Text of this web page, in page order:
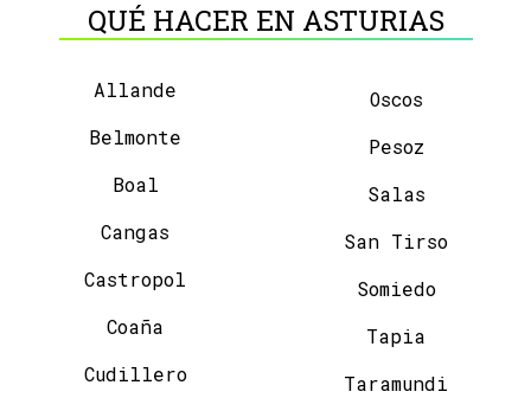
QUÉ HACER EN ASTURIAS
Allande
Belmonte
Boal
Cangas
Castropol
Coaña
Cudillero
Oscos
Pesoz
Salas
San Tirso
Somiedo
Tapia
Taramundi